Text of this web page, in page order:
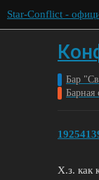
Star-Conflict -
Бар
Барная
Х.з. как